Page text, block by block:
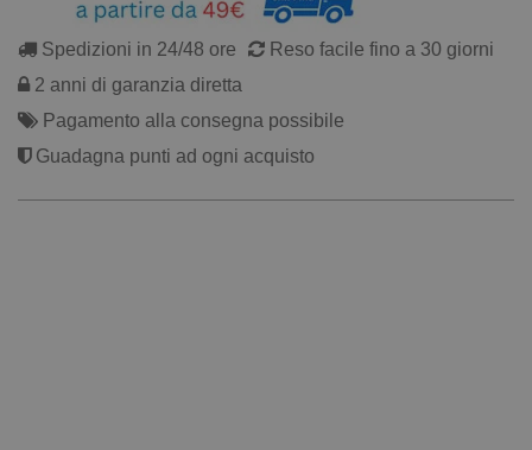
Spedizioni in 24/48 ore
Reso facile fino a 30 giorni
2 anni di garanzia diretta
Pagamento alla consegna possibile
Guadagna punti ad ogni acquisto